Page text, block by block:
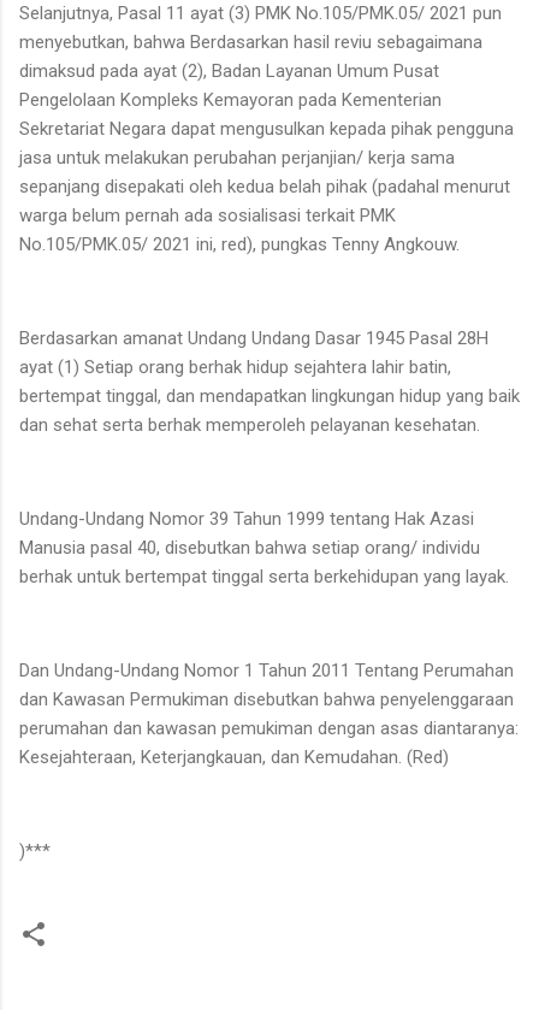
Selanjutnya, Pasal 11 ayat (3) PMK No.105/PMK.05/ 2021 pun
menyebutkan, bahwa Berdasarkan hasil reviu sebagaimana
dimaksud pada ayat (2), Badan Layanan Umum Pusat
Pengelolaan Kompleks Kemayoran pada Kementerian
Sekretariat Negara dapat mengusulkan kepada pihak pengguna
jasa untuk melakukan perubahan perjanjian/ kerja sama
sepanjang disepakati oleh kedua belah pihak (padahal menurut
warga belum pernah ada sosialisasi terkait PMK
No.105/PMK.05/ 2021 ini, red), pungkas Tenny Angkouw.
Berdasarkan amanat Undang Undang Dasar 1945 Pasal 28H
ayat (1) Setiap orang berhak hidup sejahtera lahir batin,
bertempat tinggal, dan mendapatkan lingkungan hidup yang baik
dan sehat serta berhak memperoleh pelayanan kesehatan.
Undang-Undang Nomor 39 Tahun 1999 tentang Hak Azasi
Manusia pasal 40, disebutkan bahwa setiap orang/ individu
berhak untuk bertempat tinggal serta berkehidupan yang layak.
Dan Undang-Undang Nomor 1 Tahun 2011 Tentang Perumahan
dan Kawasan Permukiman disebutkan bahwa penyelenggaraan
perumahan dan kawasan pemukiman dengan asas diantaranya:
Kesejahteraan, Keterjangkauan, dan Kemudahan. (Red)
)***